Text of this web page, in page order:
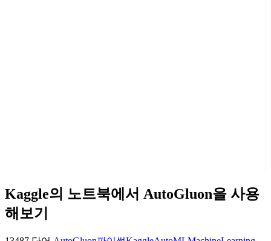
Kaggle의 노트북에서 AutoGluon을 사용
해보기